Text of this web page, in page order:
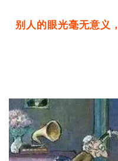
别人的眼光毫无意义